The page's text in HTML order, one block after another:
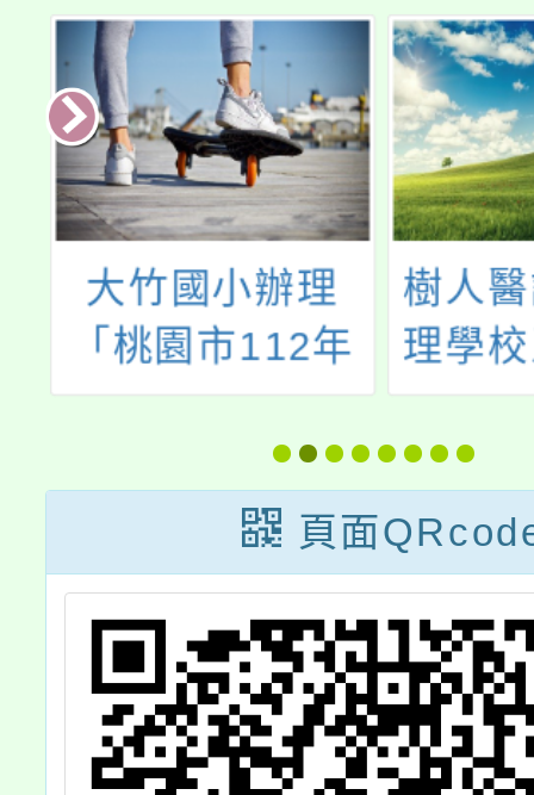
大竹國小辦理
「桃園市112年
員及家長特教知
能研習」，請轉
知 貴校教職員及
家長，鼓勵參
加。
樹人
理學
度五
說明
頁面